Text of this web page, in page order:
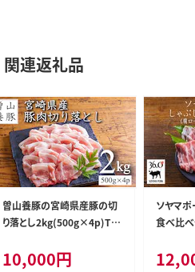
関連返礼品
曽山養豚の宮崎県産豚の切
り落とし2kg(500g×4p)TF8
10,000円
ソヤマ
食べ比